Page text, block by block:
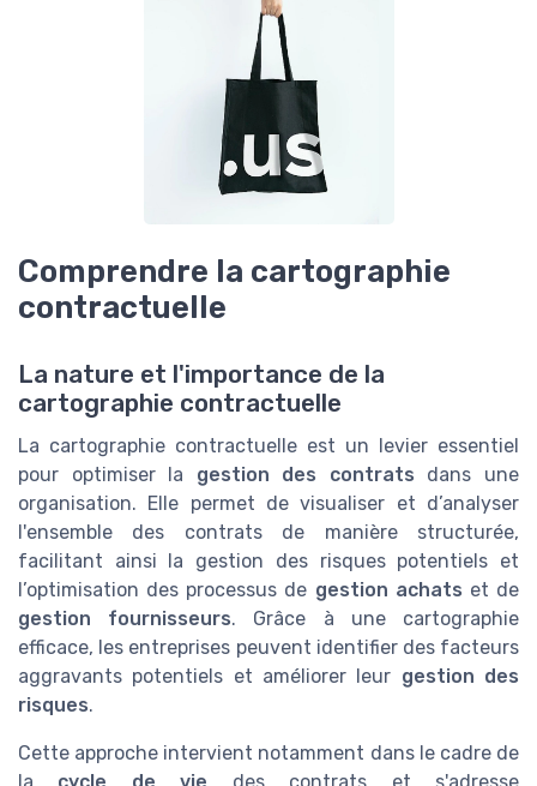
Comprendre la cartographie
contractuelle
La nature et l'importance de la
cartographie contractuelle
La cartographie contractuelle est un levier essentiel
pour optimiser la gestion des contrats dans une
organisation. Elle permet de visualiser et d’analyser
l'ensemble des contrats de manière structurée,
facilitant ainsi la gestion des risques potentiels et
l’optimisation des processus de gestion achats et de
gestion fournisseurs. Grâce à une cartographie
efficace, les entreprises peuvent identifier des facteurs
aggravants potentiels et améliorer leur gestion des
risques.
Cette approche intervient notamment dans le cadre de